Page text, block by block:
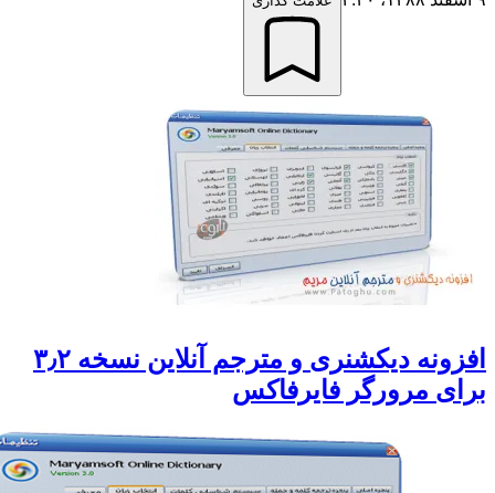
افزونه دیکشنری و مترجم آنلاین نسخه ۳٫۲
مرورگر فایرفاکس